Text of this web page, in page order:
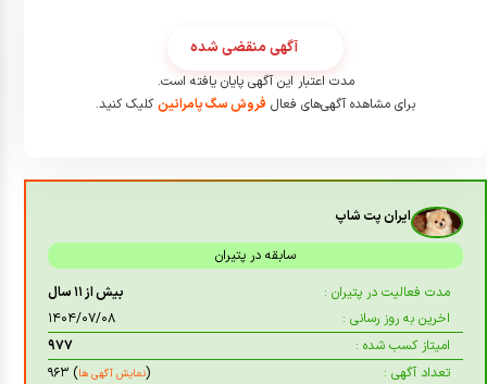
آگهی منقضی شده
مدت اعتبار این آگهی پایان یافته است.
برای مشاهده آگهی‌های فعال فروش سگ پامرانینکلیک کنید.
ایران پت شاپ
سابقه در پتیران
مدت فعالیت در پتیران :
بیش از ۱۱ سال
اخرین به روز رسانی :
۱۴۰۴/۰۷/۰۸
امیتاز کسب شده :
۹۷۷
تعداد آگهی :
(نمایش آگهی ها) ۹۶۳